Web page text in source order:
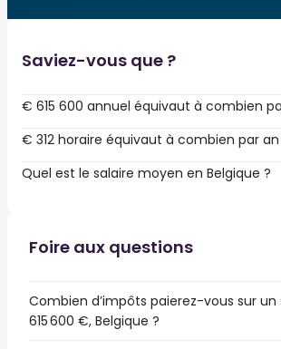
Saviez-vous que ?
€ 615 600 annuel équivaut à combien
€ 312 horaire équivaut à combien par an
Quel est le salaire moyen en Belgique ?
Foire aux questions
Combien d’impôts paierez-vous sur un
615 600 €, Belgique ?